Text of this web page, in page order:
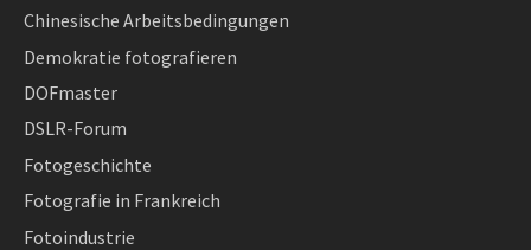
Chinesische Arbeitsbedingungen
Demokratie fotografieren
DOFmaster
DSLR-Forum
Fotogeschichte
Fotografie in Frankreich
Fotoindustrie